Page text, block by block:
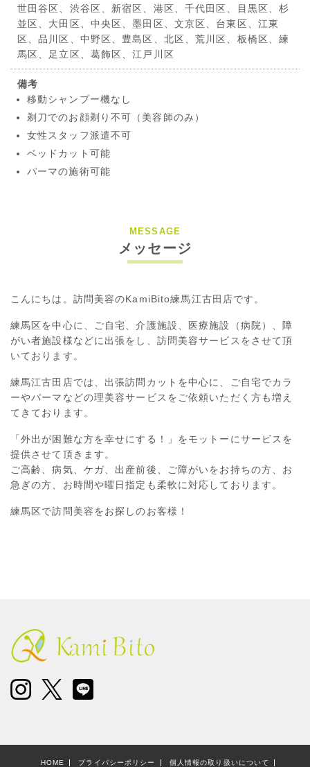
世田谷区、渋谷区、新宿区、港区、千代田区、目黒区、杉
並区、大田区、中央区、墨田区、文京区、台東区、江東
区、品川区、中野区、豊島区、北区、荒川区、板橋区、練
馬区、足立区、葛飾区、江戸川区
備考
移動シャンプー機なし
剃刀でのお顔剃り不可（美容師のみ）
女性スタッフ派遣不可
ベッドカット可能
パーマの施術可能
MESSAGE
メッセージ
こんにちは。訪問美容のKamiBito練馬江古田店です。
練馬区を中心に、ご自宅、介護施設、医療施設（病院）、障
がい者施設様などに出張をし、訪問美容サービスをさせて頂
いております。
練馬江古田店では、出張訪問カットを中心に、ご自宅でカラ
ーやパーマなどの理美容サービスをご依頼いただく方も増え
てきております。
「外出が困難な方を幸せにする！」をモットーにサービスを
提供させて頂きます。
ご高齢、病気、ケガ、出産前後、ご障がいをお持ちの方、お
急ぎの方、お時間や曜日指定も柔軟に対応しております。
練馬区で訪問美容をお探しのお客様！
HOME プライバシーポリシー 個人情報の取り扱いについて